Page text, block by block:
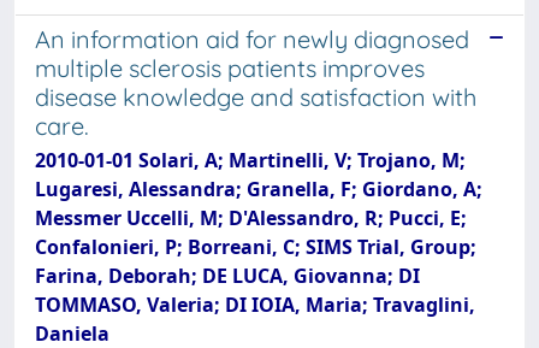
An information aid for newly diagnosed
multiple sclerosis patients improves
disease knowledge and satisfaction with
care.
2010-01-01 Solari, A; Martinelli, V; Trojano, M;
Lugaresi, Alessandra; Granella, F; Giordano, A;
Messmer Uccelli, M; D'Alessandro, R; Pucci, E;
Confalonieri, P; Borreani, C; SIMS Trial, Group;
Farina, Deborah; DE LUCA, Giovanna; DI
TOMMASO, Valeria; DI IOIA, Maria; Travaglini,
Daniela